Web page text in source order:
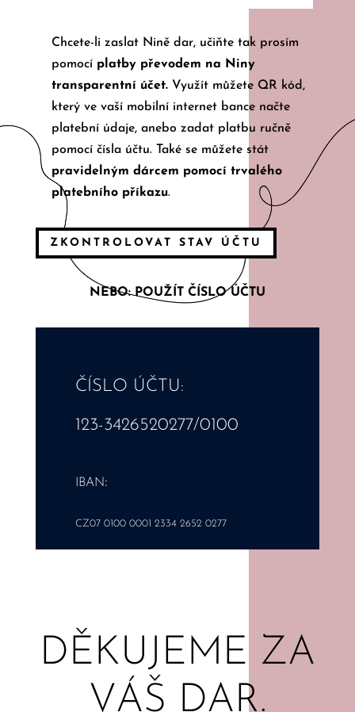
Chcete-li zaslat Nině dar, učiňte tak prosím
pomocí platby převodem na Niny
transparentní účet.Využít můžete QR kód,
který ve vaší mobilní internet bance načte
platební údaje, anebo zadat platbu ručně
pomocí čísla účtu. Také se můžete stát
pravidelným dárcem pomocí trvalého
platebního příkazu.
ZKONTROLOVAT STAV ÚČTU
NEBO: POUŽÍT ČÍSLO ÚČTU
ČÍSLO ÚČTU:
123-3426520277/0100
IBAN:
CZ07 0100 0001 2334 2652 0277
DĚKUJEME ZA
VÁŠ DAR.